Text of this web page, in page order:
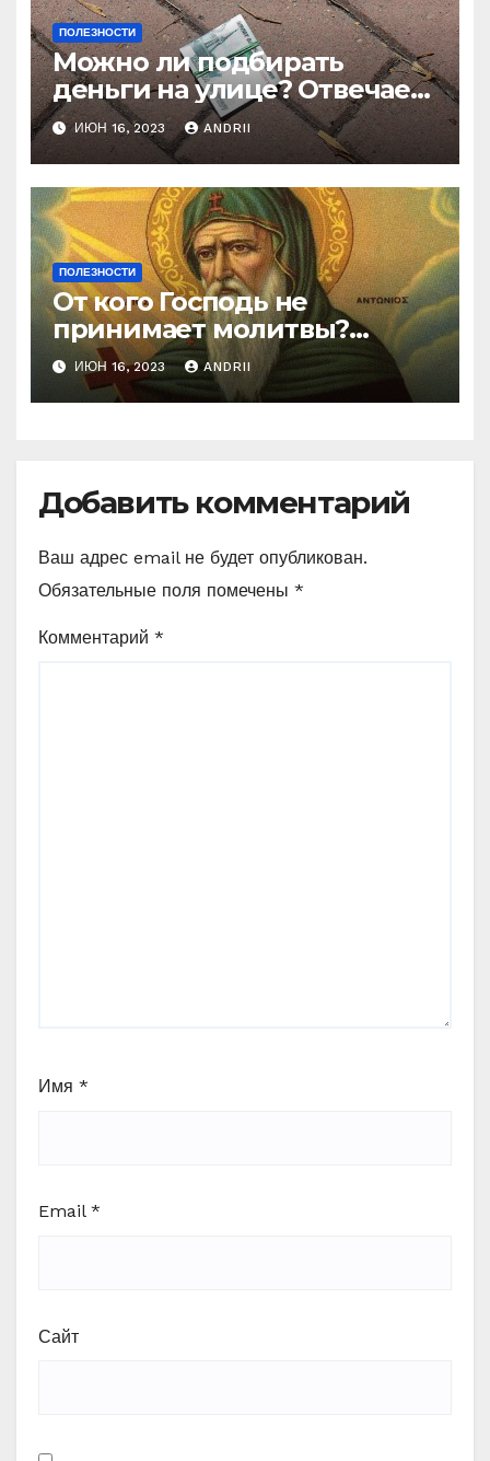
ПОЛЕЗНОСТИ
Можно ли подбирать
деньги на улице? Отвечает
батюшка
ИЮН 16, 2023 ANDRII
ПОЛЕЗНОСТИ
От кого Господь не
принимает молитвы?
Неожиданные слова
Ефрема Сирина
ИЮН 16, 2023 ANDRII
Добавить комментарий
Ваш адрес email не будет опубликован.
Обязательные поля помечены *
Комментарий *
Имя *
Email *
Сайт